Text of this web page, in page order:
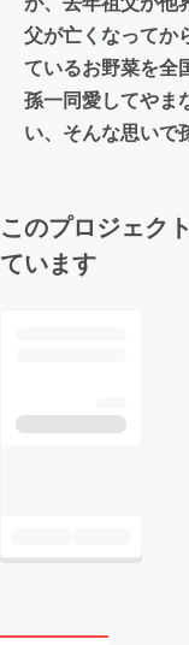
父が亡くなってか
ているお野菜を全
孫一同愛してやま
い、そんな思いで
このプロジェク
ています